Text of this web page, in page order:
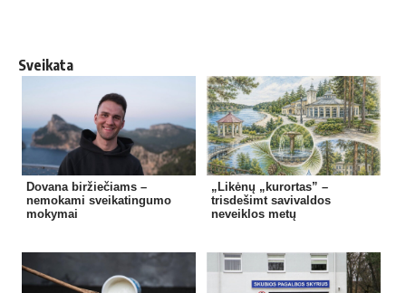
Sveikata
Dovana biržiečiams –
nemokami sveikatingumo
mokymai
„Likėnų „kurortas” –
trisdešimt savivaldos
neveiklos metų